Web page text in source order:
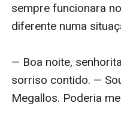
sempre funcionara
diferente numa
— Boa noite,
sorriso contido. —
Megallos. Poderia